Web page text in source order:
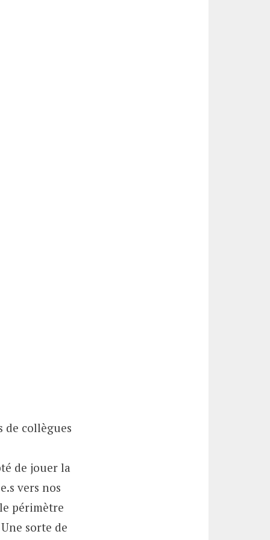
de collègues
de jouer la
vers nos
périmètre
sorte de